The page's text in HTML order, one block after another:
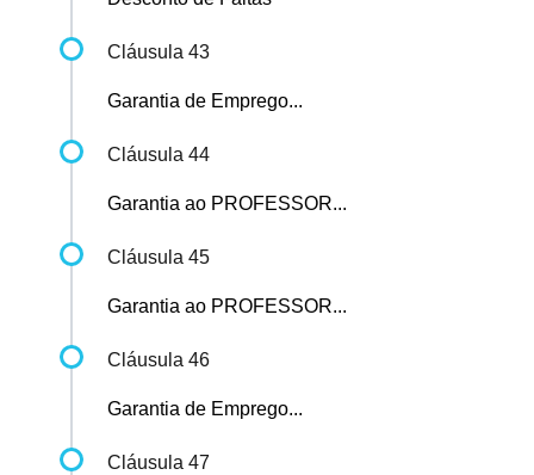
Cláusula 43
Garantia de Emprego...
Cláusula 44
Garantia ao PROFESSOR...
Cláusula 45
Garantia ao PROFESSOR...
Cláusula 46
Garantia de Emprego...
Cláusula 47